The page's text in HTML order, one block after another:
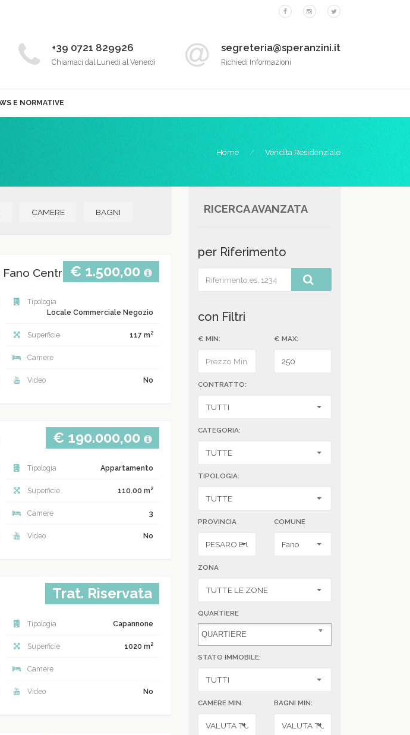
segreteria@speranzini.it
Richiedi Informazioni
+39 0721 829926
Chiamaci dal Lunedì al Venerdì
E NORMATIVE
Home Vendita Residenziale
CAMERE BAGNI
Centro storico
€ 1.500,00
Tipologia
Locale Commerciale Negozio
Superficie 117 m2
Camere
Video No
€ 190.000,00
Tipologia Appartamento
Superficie 110.00 m2
Camere 3
Video No
Trat. Riservata
Tipologia Capannone
Superficie 1020 m2
Camere
Video No
RICERCA AVANZATA
per Riferimento
con Filtri
€ MIN: € MAX:
CONTRATTO:
CATEGORIA:
TIPOLOGIA:
PROVINCIA COMUNE
ZONA
QUARTIERE
STATO IMMOBILE:
CAMERE MIN: BAGNI MIN: